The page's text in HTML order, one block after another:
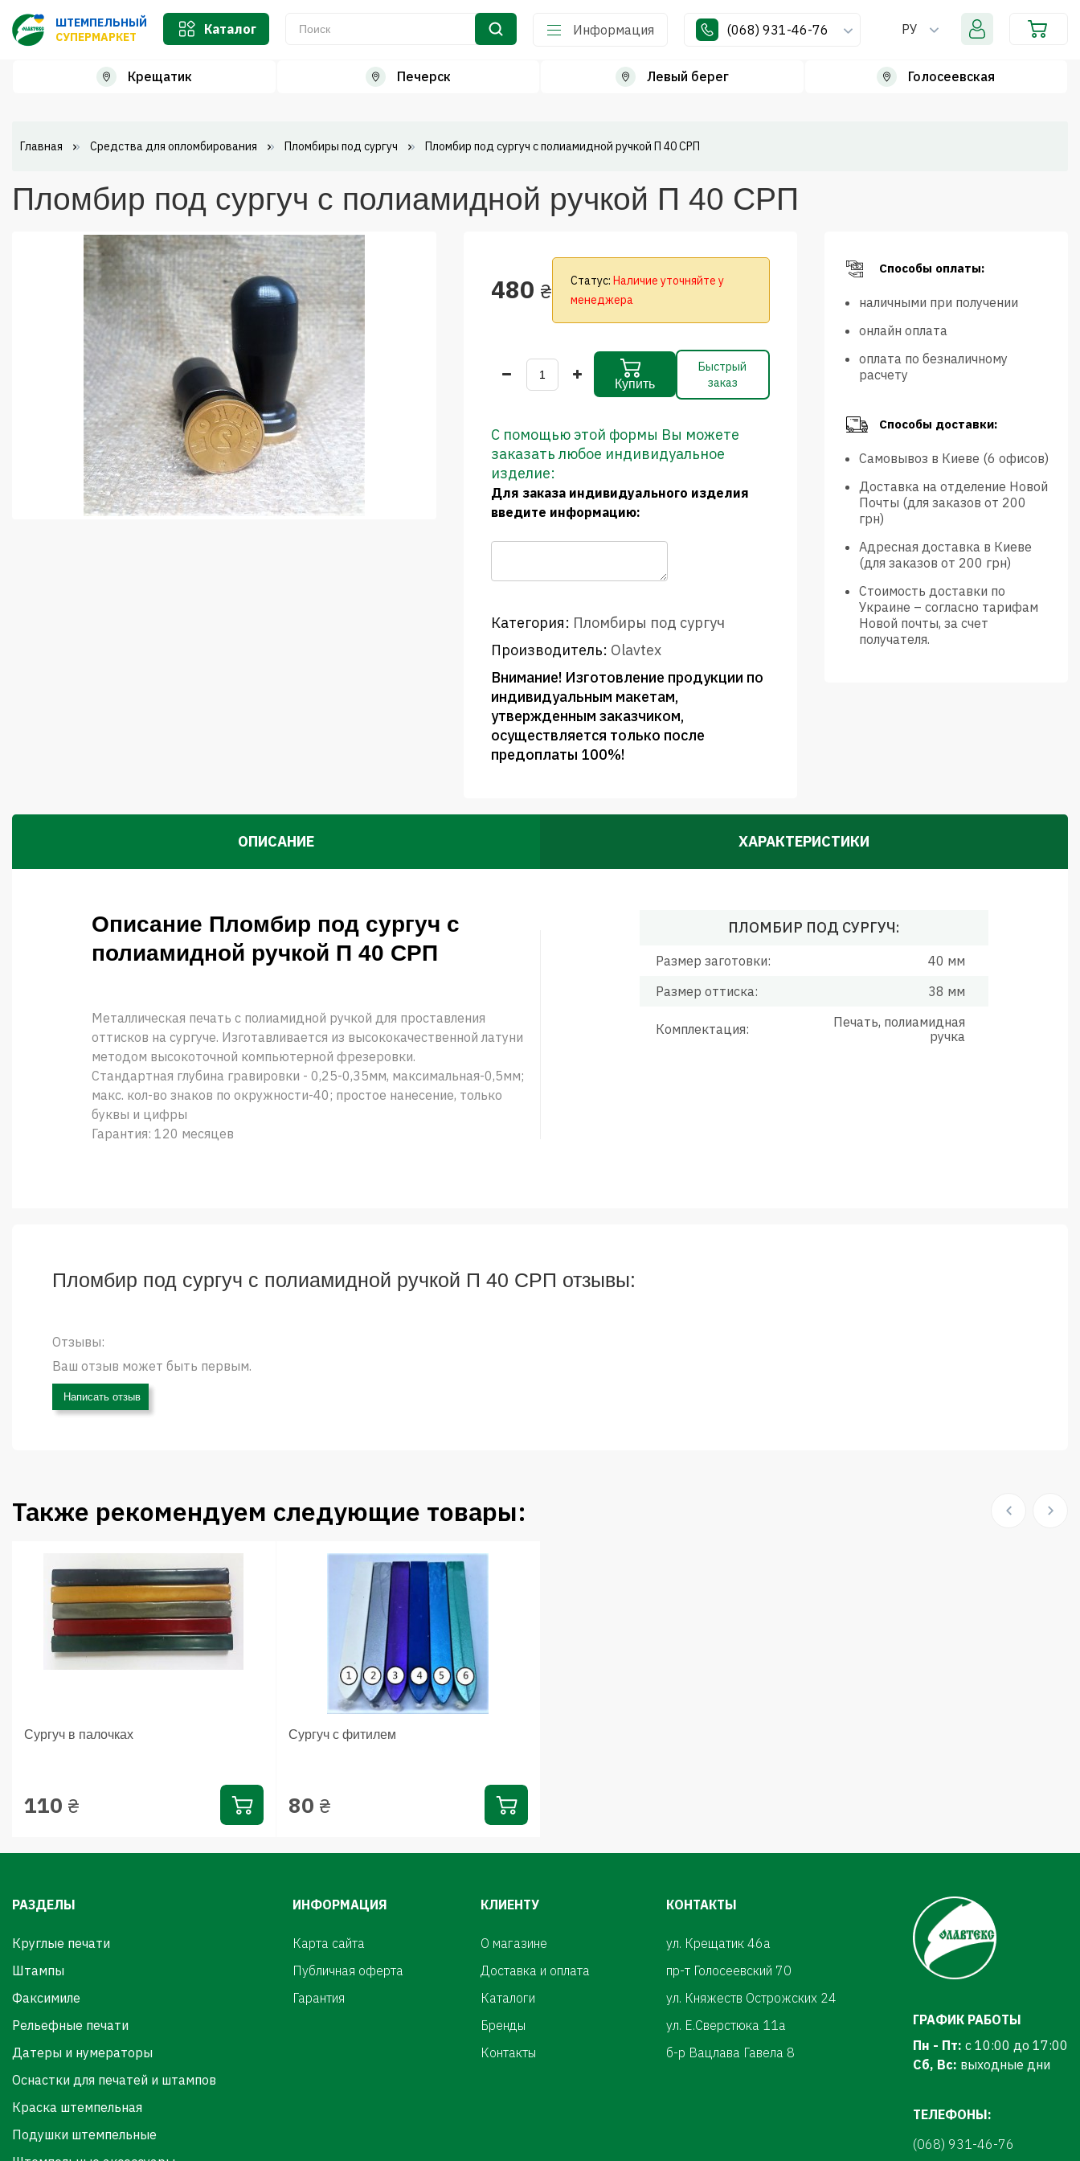
ШТЕМПЕЛЬНЫЙ
СУПЕРМАРКЕТ
Каталог Информация (068) 931-46-76 РУ
Крещатик Печерск Левый берег Голосеевская
Главная Средства для опломбирования Пломбиры под сургуч Пломбир под сургуч с полиамидной ручкой П 40 СРП
Пломбир под сургуч с полиамидной ручкой П 40 СРП
480 ₴ Статус: Наличие уточняйте у
менеджера
Купить
Быстрый
заказ
С помощью этой формы Вы можете
заказать любое индивидуальное
изделие:
Для заказа индивидуального изделия
введите информацию:
Категория: Пломбиры под сургуч
Производитель: Olavtex
Внимание! Изготовление продукции по
индивидуальным макетам,
утвержденным заказчиком,
осуществляется только после
предоплаты 100%!
Способы оплаты:
наличными при получении
онлайн оплата
оплата по безналичному
расчету
Способы доставки:
Самовывоз в Киеве (6 офисов)
Доставка на отделение Новой
Почты (для заказов от 200
грн)
Адресная доставка в Киеве
(для заказов от 200 грн)
Стоимость доставки по
Украине – согласно тарифам
Новой почты, за счет
получателя.
ОПИСАНИЕ
Описание Пломбир под сургуч с
полиамидной ручкой П 40 СРП
Металлическая печать с полиамидной ручкой для проставления
оттисков на сургуче. Изготавливается из высококачественной латуни
методом высокоточной компьютерной фрезеровки.
Стандартная глубина гравировки - 0,25-0,35мм, максимальная-0,5мм;
макс. кол-во знаков по окружности-40; простое нанесение, только
буквы и цифры
Гарантия: 120 месяцев
ХАРАКТЕРИСТИКИ
ПЛОМБИР ПОД СУРГУЧ:
Размер заготовки:
40 мм
Размер оттиска:
38 мм
Комплектация:
Печать, полиамидная
ручка
Пломбир под сургуч с полиамидной ручкой П 40 СРП отзывы:
Отзывы:
Ваш отзыв может быть первым.
Написать отзыв
Также рекомендуем следующие товары:
Сургуч в палочках
110 ₴
Сургуч с фитилем
80 ₴
РАЗДЕЛЫ
Круглые печати
Штампы
Факсимиле
Рельефные печати
Датеры и нумераторы
Оснастки для печатей и штампов
Краска штемпельная
Подушки штемпельные
ИНФОРМАЦИЯ
Карта сайта
Публичная оферта
Гарантия
КЛИЕНТУ
О магазине
Доставка и оплата
Каталоги
Бренды
Контакты
КОНТАКТЫ
ул. Крещатик 46а
пр-т Голосеевский 70
ул. Княжеств Острожских 24
ул. Е.Сверстюка 11а
б-р Вацлава Гавела 8
ГРАФИК РАБОТЫ
Пн - Пт: с 10:00 до 17:00
Сб, Вс: выходные дни
ТЕЛЕФОНЫ:
(068) 931-46-76